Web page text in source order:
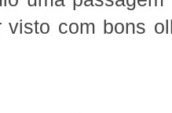
visto com bons